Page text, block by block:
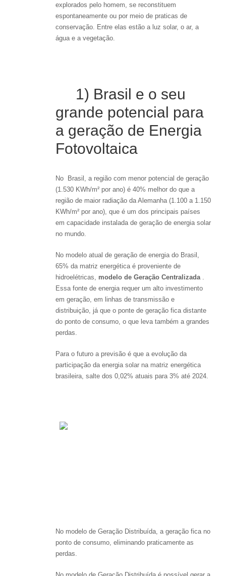
explorados pelo homem, se reconstituem
espontaneamente ou por meio de praticas de
conservação. Entre elas estão a luz solar, o ar, a
água e a vegetação.
1) Brasil e o seu
grande potencial para
a geração de Energia
Fotovoltaica
No Brasil, a região com menor potencial de geração
(1.530 KWh/m² por ano) é 40% melhor do que a
região de maior radiação da Alemanha (1.100 a 1.150
KWh/m² por ano), que é um dos principais países
em capacidade instalada de geração de energia solar
no mundo.
No modelo atual de geração de energia do Brasil,
65% da matriz energética é proveniente de
hidroelétricas, modelo de Geração Centralizada
Essa fonte de energia requer um alto investimento
em geração, em linhas de transmissão e
distribuição, já que o ponte de geração fica distante
do ponto de consumo, o que leva também a grandes
perdas.
Para o futuro a previsão é que a evolução da
participação da energia solar na matriz energética
brasileira, salte dos 0,02% atuais para 3% até 2024.
No modelo de Geração Distribuída, a geração fica no
ponto de consumo, eliminando praticamente as
perdas.